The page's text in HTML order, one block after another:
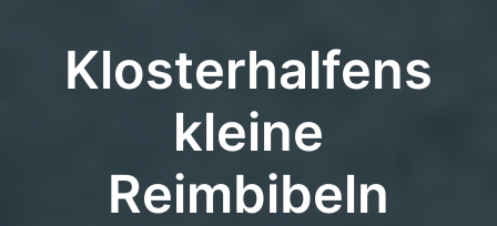
springenKlosterhalfens
kleine
Reimbibeln